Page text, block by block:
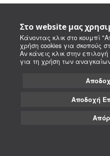
Στο website μας
Κάνοντας κλικ στο κουμπί
χρήση cookies για σκοπούς
Αν κάνεις κλικ στην
για τη χρήση των
Αποδοχή